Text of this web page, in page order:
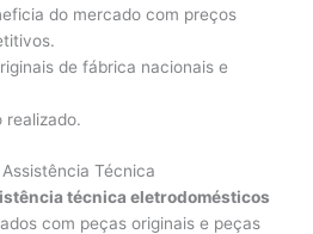
do mercado com preços
de fábrica nacionais e
realizado.
Técnica
técnica eletrodomésticos
com peças originais e peças